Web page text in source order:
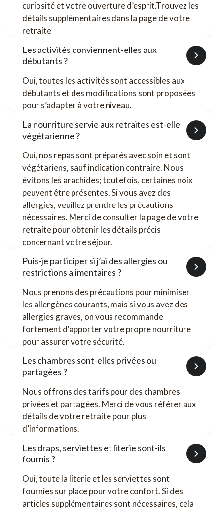
curiosité et votre ouverture d’esprit.Trouvez les
détails supplémentaires dans la page de votre
retraite
Les activités conviennent-elles aux
débutants ?
Oui, toutes les activités sont accessibles aux
débutants et des modifications sont proposées
pour s’adapter à votre niveau.
La nourriture servie aux retraites est-elle
végétarienne ?
Oui, nos repas sont préparés avec soin et sont
végétariens, sauf indication contraire. Nous
évitons les arachides; toutefois, certaines noix
peuvent être présentes. Si vous avez des
allergies, veuillez prendre les précautions
nécessaires. Merci de consulter la page de votre
retraite pour obtenir les détails précis
concernant votre séjour.
Puis-je participer si j’ai des allergies ou
restrictions alimentaires ?
Nous prenons des précautions pour minimiser
les allergènes courants, mais si vous avez des
allergies graves, on vous recommande
fortement d'apporter votre propre nourriture
pour assurer votre sécurité.
Les chambres sont-elles privées ou
partagées ?
Nous offrons des tarifs pour des chambres
privées et partagées. Merci de vous référer aux
détails de votre retraite pour plus
d’informations.
Les draps, serviettes et literie sont-ils
fournis ?
Oui, toute la literie et les serviettes sont
fournies sur place pour votre confort. Si des
articles supplémentaires sont nécessaires, cela